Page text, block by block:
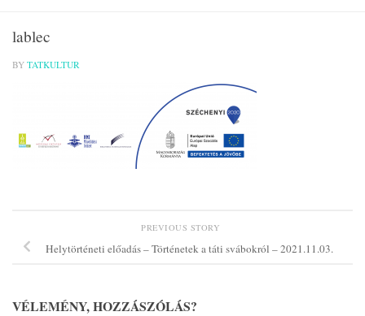
lablec
BY TATKULTUR
PREVIOUS STORY
Helytörténeti előadás – Történetek a táti svábokról – 2021.11.03.
VÉLEMÉNY, HOZZÁSZÓLÁS?